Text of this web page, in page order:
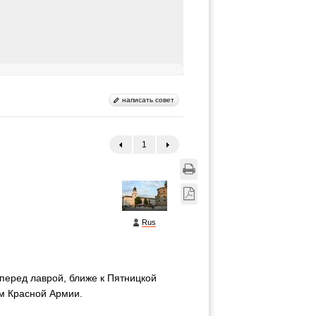
написать совет
1
Rus
лаврой, ближе к Пятницкой
Красной Армии.